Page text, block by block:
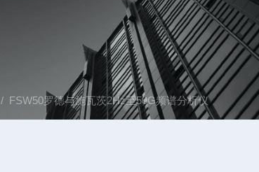
/ FSW50罗德与施瓦茨2Hz至50G频谱分析仪